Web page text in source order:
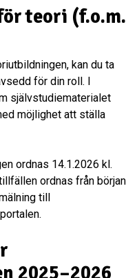
teori (f.o.m.
kan du ta
för din roll. I
självstudiematerialet
möjlighet att ställa
ordnas 14.1.2026 kl.
ordnas från början
till